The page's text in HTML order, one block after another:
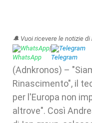
🔔 Vuoi ricevere le notizie di
WhatsApp| Telegram
(Adnkronos) –
Rinascimento", il
per l'Europa non
altrove". Così